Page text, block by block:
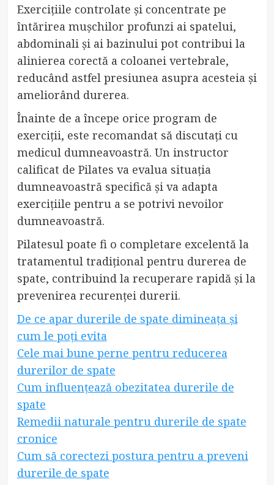
Exercițiile controlate și concentrate pe
întărirea mușchilor profunzi ai spatelui,
abdominali și ai bazinului pot contribui la
alinierea corectă a coloanei vertebrale,
reducând astfel presiunea asupra acesteia și
ameliorând durerea.
Înainte de a începe orice program de
exerciții, este recomandat să discutați cu
medicul dumneavoastră. Un instructor
calificat de Pilates va evalua situația
dumneavoastră specifică și va adapta
exercițiile pentru a se potrivi nevoilor
dumneavoastră.
Pilatesul poate fi o completare excelentă la
tratamentul tradițional pentru durerea de
spate, contribuind la recuperare rapidă și la
prevenirea recurenței durerii.
De ce apar durerile de spate dimineața și
cum le poți evita
Cele mai bune perne pentru reducerea
durerilor de spate
Cum influențează obezitatea durerile de
spate
Remedii naturale pentru durerile de spate
cronice
Cum să corectezi postura pentru a preveni
durerile de spate